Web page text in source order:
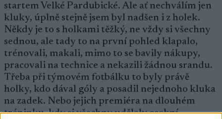
startem Velké Pardubické. Ale ať nechválím jen
kluky, úplně stejně jsem byl nadšen i z holek.
Někdy je to s holkami těžký, ne vždy si všechny
sednou, ale tady to na první pohled klapalo,
trénovali, makali, mimo to se bavily nákupy,
pracovali na technice a nekazili žádnou srandu.
Třeba při týmovém fotbálku to byly právě
holky, kdo dával góly a posadil nejednoho kluka
na zadek. Nebo jejich premiéra na dlouhém
tréninku, kdy si všechny udělaly osobní